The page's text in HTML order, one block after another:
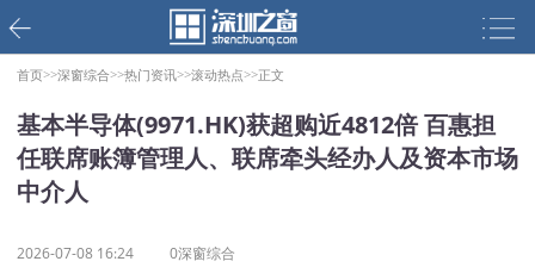
首页>>深窗综合>>热门资讯>>滚动热点>>正文
基本半导体(9971.HK)获超购近4812倍 百惠担
任联席账簿管理人、联席牵头经办人及资本市场
中介人
2026-07-08 16:24 0深窗综合